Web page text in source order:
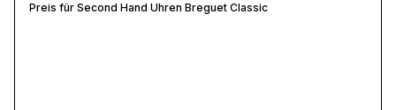
Preis für Second Hand Uhren Breguet Classic